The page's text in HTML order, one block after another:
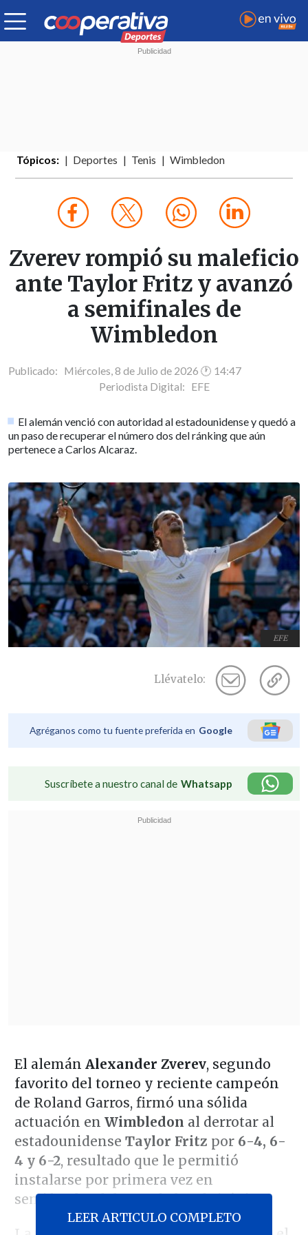
Tópicos: Deportes Tenis Wimbledon
Zverev rompió su maleficio
ante Taylor Fritz y avanzó
a semifinales de
Wimbledon
Publicado: Miércoles, 8 de Julio de 2026 🕐 14:47
Periodista Digital: EFE
El alemán venció con autoridad al estadounidense y quedó a
un paso de recuperar el número dos del ránking que aún
pertenece a Carlos Alcaraz.
EFE
Llévatelo:
Agréganos como tu fuente preferida en Google
Suscríbete a nuestro canal de Whatsapp
El alemán Alexander Zverev, segundo
favorito del torneo y reciente campeón
de Roland Garros, firmó una sólida
actuación en Wimbledon al derrotar al
estadounidense Taylor Fritz por 6-4, 6-
4 y 6-2, resultado que le permitió
instalarse por primera vez en
semifinales del Grand Slam británico.
LEER ARTICULO COMPLETO